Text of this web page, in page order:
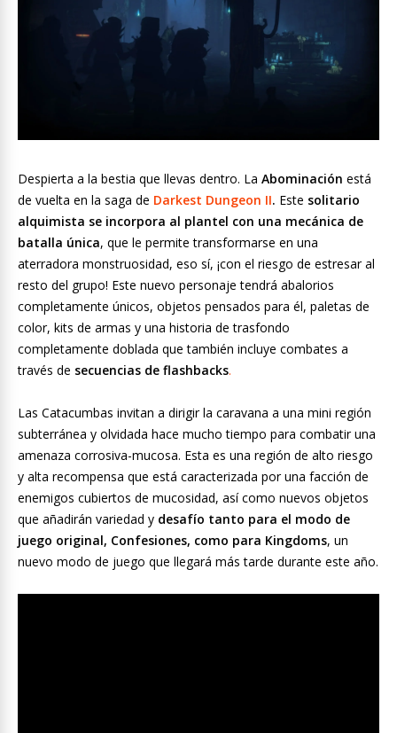
Despierta a la bestia que llevas dentro. La Abominación está
de vuelta en la saga de Darkest Dungeon II. Este solitario
alquimista se incorpora al plantel con una mecánica de
batalla única, que le permite transformarse en una
aterradora monstruosidad, eso sí, ¡con el riesgo de estresar al
resto del grupo! Este nuevo personaje tendrá abalorios
completamente únicos, objetos pensados para él, paletas de
color, kits de armas y una historia de trasfondo
completamente doblada que también incluye combates a
través de secuencias de flashbacks.
Las Catacumbas invitan a dirigir la caravana a una mini región
subterránea y olvidada hace mucho tiempo para combatir una
amenaza corrosiva-mucosa. Esta es una región de alto riesgo
y alta recompensa que está caracterizada por una facción de
enemigos cubiertos de mucosidad, así como nuevos objetos
que añadirán variedad y desafío tanto para el modo de
juego original, Confesiones, como para Kingdoms, un
nuevo modo de juego que llegará más tarde durante este año.